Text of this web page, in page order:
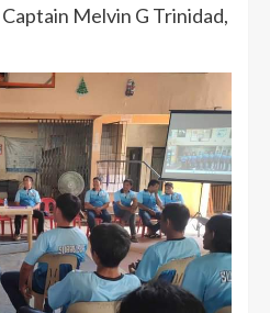
Melvin G Trinidad,